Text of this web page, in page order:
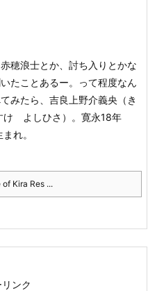
赤穂浪士とか、討ち入りとかな
たことあるー。って程度なん
みたら、吉良上野介義央（き
け よしひさ）。 寛永18年
れ。
Kira Res ...
ンク